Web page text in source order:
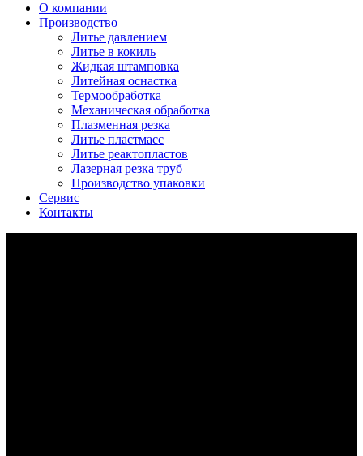
О компании
Производство
Литье давлением
Литье в кокиль
Жидкая штамповка
Литейная оснастка
Термообработка
Механическая обработка
Плазменная резка
Литье пластмасс
Литье реактопластов
Лазерная резка труб
Производство упаковки
Сервис
Контакты